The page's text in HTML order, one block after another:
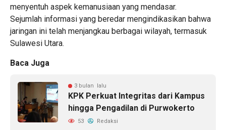
menyentuh aspek kemanusiaan yang mendasar.
Sejumlah informasi yang beredar mengindikasikan bahwa
jaringan ini telah menjangkau berbagai wilayah, termasuk
Sulawesi Utara.
Baca Juga
3 bulan lalu
KPK Perkuat Integritas dari Kampus
hingga Pengadilan di Purwokerto
53 Redaksi